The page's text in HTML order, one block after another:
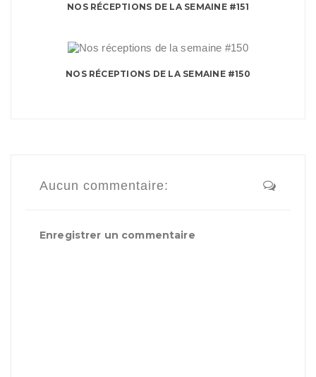
NOS RÉCEPTIONS DE LA SEMAINE #151
NOS RÉCEPTIONS DE LA SEMAINE #150
Aucun commentaire:
Enregistrer un commentaire